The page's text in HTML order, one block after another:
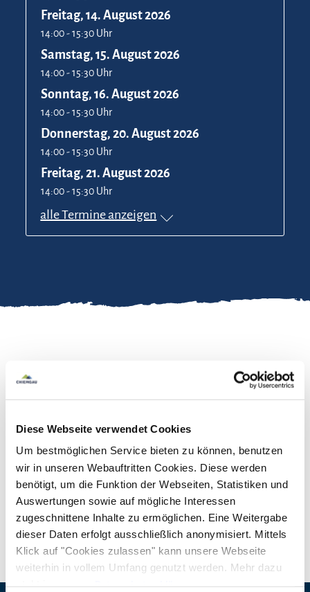
Diese Webseite verwendet Cookies
Um bestmöglichen Service bieten zu können, benutzen
wir in unseren Webauftritten Cookies. Diese werden
benötigt, um die Funktion der Webseiten, Statistiken und
Auswertungen sowie auf mögliche Interessen
zugeschnittene Inhalte zu ermöglichen. Eine Weitergabe
dieser Daten erfolgt ausschließlich anonymisiert. Mittels
Klick auf "Cookies zulassen" kann unsere Webseite
weiterhin in vollem Umfang genutzt werden. Mehr dazu
steht in unserer Datenschutzerklärung.
Freitag, 14. August 2026
14:00 - 15:30 Uhr
Samstag, 15. August 2026
14:00 - 15:30 Uhr
Sonntag, 16. August 2026
14:00 - 15:30 Uhr
Donnerstag, 20. August 2026
14:00 - 15:30 Uhr
Freitag, 21. August 2026
14:00 - 15:30 Uhr
alle Termine anzeigen
Führung durch alle Räume des Museums mit
und die Leute, die auf der Burg Tittmoning gelebt
haben.
Kasse im Gerbereimuseum im Getreidekasten
der Burg Tittmoning.
mehr lesen